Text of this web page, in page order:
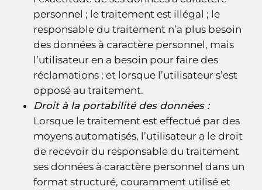
personnel ; le traitement est illégal ; le
responsable du traitement n’a plus besoin
des données à caractère personnel, mais
l’utilisateur en a besoin pour faire des
réclamations ; et lorsque l’utilisateur s’est
opposé au traitement.
Droit à la portabilité des données :
Lorsque le traitement est effectué par des
moyens automatisés, l’utilisateur a le droit
de recevoir du responsable du traitement
ses données à caractère personnel dans un
format structuré, couramment utilisé et